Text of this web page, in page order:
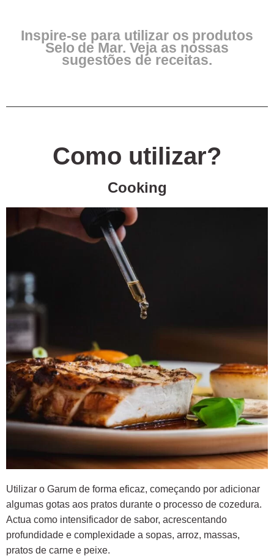
Inspire-se para utilizar os produtos
Selo de Mar. Veja as nossas
sugestões de receitas.
Como utilizar?
Cooking
Utilizar o Garum de forma eficaz, começando por adicionar
algumas gotas aos pratos durante o processo de cozedura.
Actua como intensificador de sabor, acrescentando
profundidade e complexidade a sopas, arroz, massas,
pratos de carne e peixe.